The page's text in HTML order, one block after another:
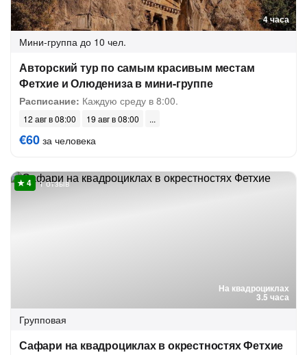
4 часа
Мини-группа до 10 чел.
Авторский тур по самым красивым местам
Фетхие и Олюдениза в мини-группе
Расписание: Каждую среду в 8:00.
12 авг в 08:00 19 авг в 08:00
€60 за человека
На квадроциклах
3.5 часа
1 отзыв
Групповая
Сафари на квадроциклах в окрестностях Фетхие